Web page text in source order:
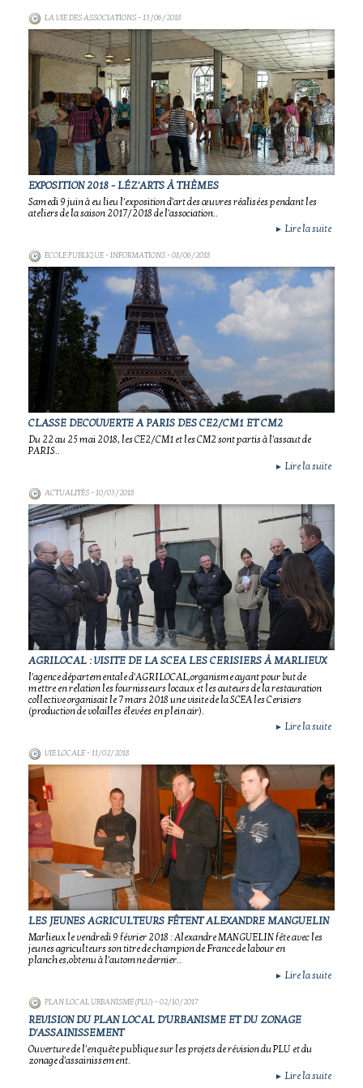
LA VIE DES ASSOCIATIONS- 13/06/2018
EXPOSITION 2018 - LÉZ'ARTS À THÈMES
Samedi 9 juin à eu lieu l'exposition d'art des œuvres réalisées pendant les
ateliers de la saison 2017/2018 de l'association..
► Lire la suite
ECOLE PUBLIQUE - INFORMATIONS- 08/06/2018
CLASSE DECOUVERTE A PARIS DES CE2/CM1 ET CM2
Du 22 au 25 mai 2018, les CE2/CM1 et les CM2 sont partis à l'assaut de
PARIS..
► Lire la suite
ACTUALITÉS- 10/03/2018
AGRILOCAL : VISITE DE LA SCEA LES CERISIERS À MARLIEUX
l'agence départementale d'AGRILOCAL,organisme ayant pour but de
mettre en relation les fournisseurs locaux et les auteurs de la restauration
collective organisait le 7 mars 2018 une visite de la SCEA les Cerisiers
(production de volailles élevées en plein air).
► Lire la suite
VIE LOCALE- 11/02/2018
LES JEUNES AGRICULTEURS FÊTENT ALEXANDRE MANGUELIN
Marlieux le vendredi 9 février 2018 : Alexandre MANGUELIN fête avec les
jeunes agriculteurs son titre de champion de France de labour en
planches,obtenu à l'automne dernier..
► Lire la suite
PLAN LOCAL URBANISME (PLU) - 02/10/2017
REVISION DU PLAN LOCAL D'URBANISME ET DU ZONAGE
D'ASSAINISSEMENT
Ouverture de l'enquête publique sur les projets de révision du PLU et du
zonage d'assainissement.
► Lire la suite